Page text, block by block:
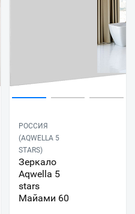
РОССИЯ
(AQWELLA 5
STARS)
Зеркало
Aqwella 5
stars
Майами 60